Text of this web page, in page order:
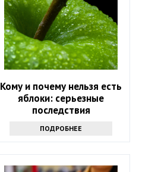
Кому и почему нельзя есть
яблоки: серьезные
последствия
ПОДРОБНЕЕ